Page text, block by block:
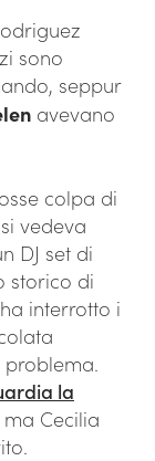
sono
seppur
avevano
colpa di
vedeva
DJ set di
storico di
interrotto i
problema.
la
Cecilia